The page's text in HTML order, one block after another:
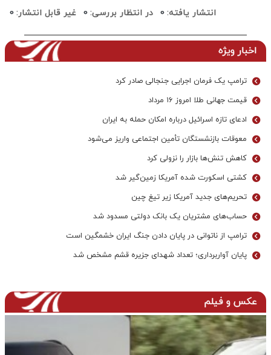
انتشار یافته:0 در انتظار بررسی:0 غیر قابل انتشار:0
اخبار ویژه
ترامپ یک فرمان اجرایی جنجالی صادر کرد
قیمت جهانی طلا امروز ۱۶ مرداد
ادعای تازه اسرائیل درباره امکان حمله به ایران
معوقات بازنشستگان تأمین اجتماعی واریز می‌شود
کاهش تنش‌ها بازار را نزولی کرد
کشتی اسکورت شده آمریکا زمین‌گیر شد
تحریم‌های جدید آمریکا زیر تیغ چین
حساب‌های مشتریان یک بانک‌ دولتی مسدود شد
ترامپ از ناتوانی در پایان دادن جنگ ایران خشمگین است
پایان آواربرداری؛ تعداد شهدای جزیره قشم مشخص شد
عکس و فیلم